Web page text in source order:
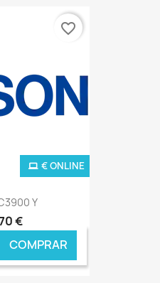
Y
€
COMPRAR
€ ONLINE
favorite_border